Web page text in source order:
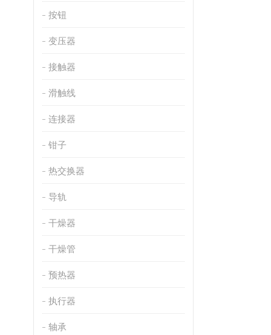
按钮
变压器
接触器
滑触线
连接器
钳子
热交换器
导轨
干燥器
干燥管
预热器
执行器
轴承